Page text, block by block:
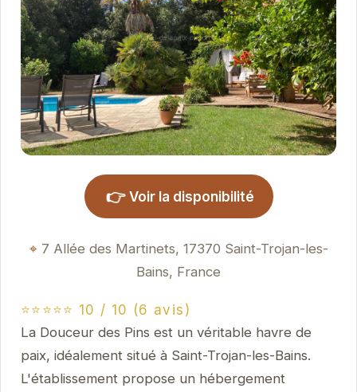
👉 Voir la disponibilité
7 Allée des Martinets, 17370 Saint-Trojan-les-
Bains, France
⭐⭐⭐⭐⭐ 10 / 10 (6 avis)
La Douceur des Pins est un véritable havre de
paix, idéalement situé à Saint-Trojan-les-Bains.
L'établissement propose un hébergement